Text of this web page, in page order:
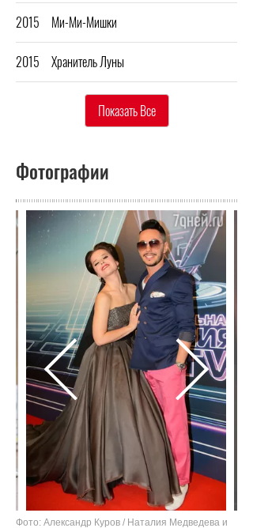
2015 Ми-Ми-Мишки
2015 Хранитель Луны
Показать Все
Фотографии
Фото: Александр Куров / Наталия Медведева и